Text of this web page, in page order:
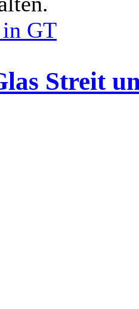
GT
Streit